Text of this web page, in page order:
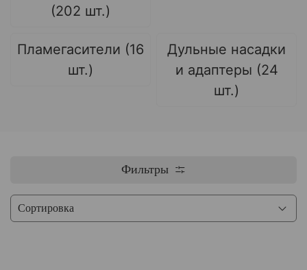
(202 шт.)
Пламегасители (16
шт.)
Дульные насадки
и адаптеры (24
шт.)
Фильтры